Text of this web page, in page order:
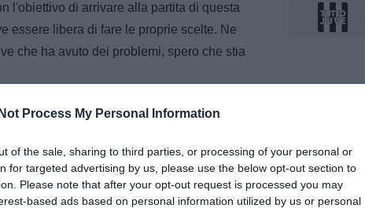
Process My Personal Information
of the sale, sharing to third parties, or processing of your personal or
for targeted advertising by us, please use the below opt-out section to
Please note that after your opt-out request is processed you may
based ads based on personal information utilized by us or personal
l'obiettivo di arrivare alla partita di questa
essere libera di fare le proprie scelte. Ne
che ha avuto dei problemi, spero che stia
partita?
migliorare a livello culturale. Non è
preoccupare per i nostri familiari. Vedere i
sconfitta per tutti ma è un problema
possa migliorare. Un derby va combattuto